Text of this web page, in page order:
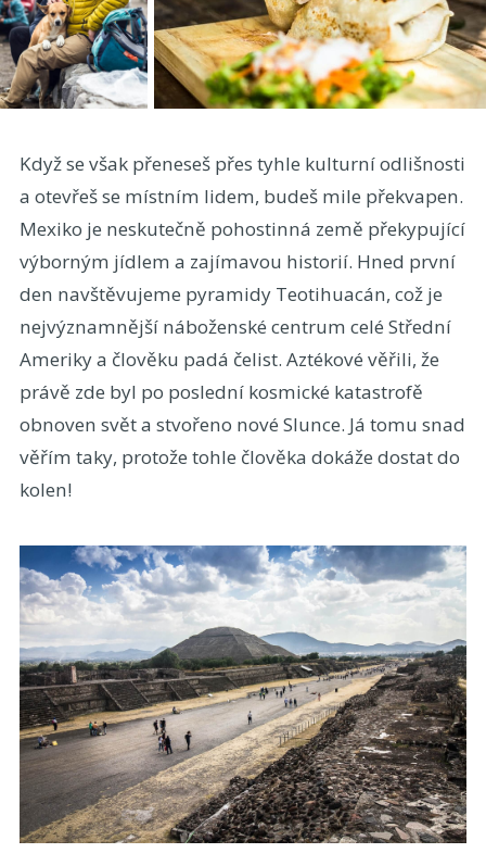
Když se však přeneseš přes tyhle kulturní odlišnosti
a otevřeš se místním lidem, budeš mile překvapen.
Mexiko je neskutečně pohostinná země překypující
výborným jídlem a zajímavou historií. Hned první
den navštěvujeme pyramidy Teotihuacán, což je
nejvýznamnější náboženské centrum celé Střední
Ameriky a člověku padá čelist. Aztékové věřili, že
právě zde byl po poslední kosmické katastrofě
obnoven svět a stvořeno nové Slunce. Já tomu snad
věřím taky, protože tohle člověka dokáže dostat do
kolen!